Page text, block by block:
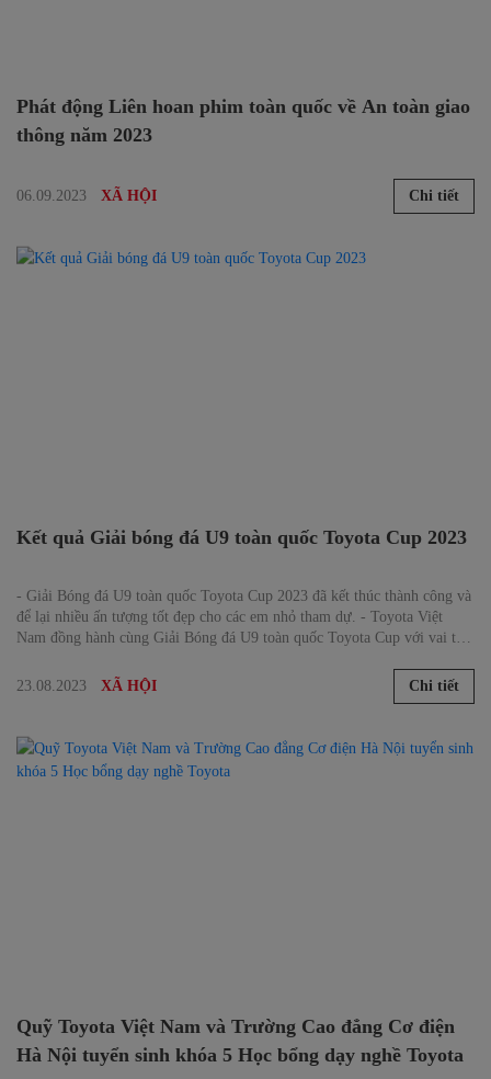
Phát động Liên hoan phim toàn quốc về An toàn giao
thông năm 2023
06.09.2023 XÃ HỘI Chi tiết
Kết quả Giải bóng đá U9 toàn quốc Toyota Cup 2023
- Giải Bóng đá U9 toàn quốc Toyota Cup 2023 đã kết thúc thành công và
để lại nhiều ấn tượng tốt đẹp cho các em nhỏ tham dự. - Toyota Việt
Nam đồng hành cùng Giải Bóng đá U9 toàn quốc Toyota Cup với vai trò
Thiếu niên Tiền Phong và Nhi đồng đã ký kết Biên bản ghi nhớ đồng
hành cùng giải đấu 3 năm từ 2023 – 2025. - Giải đấu năm nay có sự
23.08.2023 XÃ HỘI Chi tiết
Quỹ Toyota Việt Nam và Trường Cao đẳng Cơ điện
Hà Nội tuyển sinh khóa 5 Học bổng dạy nghề Toyota